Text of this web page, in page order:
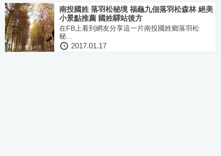
南投國姓 落羽松秘境 福龜九佃落羽松森林 絕美
小景點推薦 國姓驛站後方
在FB上看到網友分享這一片南投國姓鄉落羽松
秘...
2017.01.17